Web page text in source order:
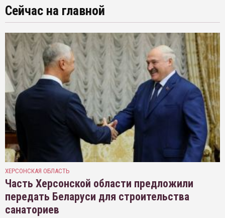
Сейчас на главной
ХЕРСОНСКАЯ ОБЛАСТЬ
Часть Херсонской области предложили
передать Беларуси для строительства
санаториев